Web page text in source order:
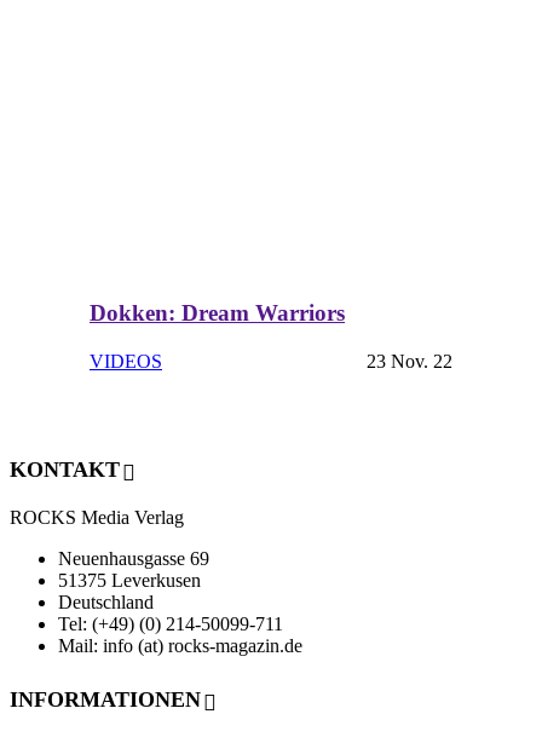
Dokken: Dream Warriors
VIDEOS 23 Nov. 22
KONTAKT
ROCKS Media Verlag
Neuenhausgasse 69
51375 Leverkusen
Deutschland
Tel: (+49) (0) 214-50099-711
Mail: info (at) rocks-magazin.de
INFORMATIONEN